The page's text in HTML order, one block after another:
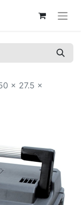
x 27.5 x